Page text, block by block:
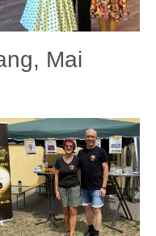
Mai